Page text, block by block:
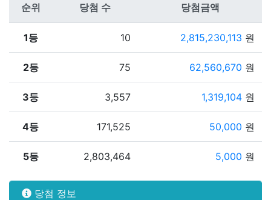
순위 당첨 수 당첨금액
1등 10 2,815,230,113 원
2등 75 62,560,670 원
3등 3,557 1,319,104 원
4등 171,525 50,000 원
5등 2,803,464 5,000 원
당첨 정보